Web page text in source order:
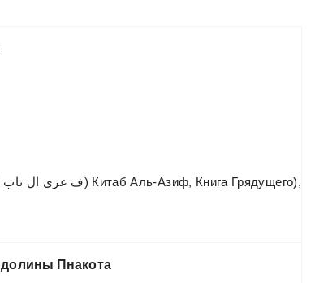
ف عزي ال تاب ك) Китаб Аль-Азиф, Книга Грядущего),
долины Пнакота